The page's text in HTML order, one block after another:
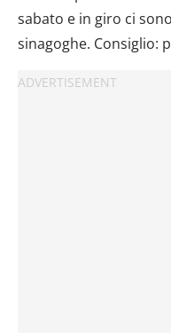
sabato e in giro ci
sinagoghe. Consiglio: